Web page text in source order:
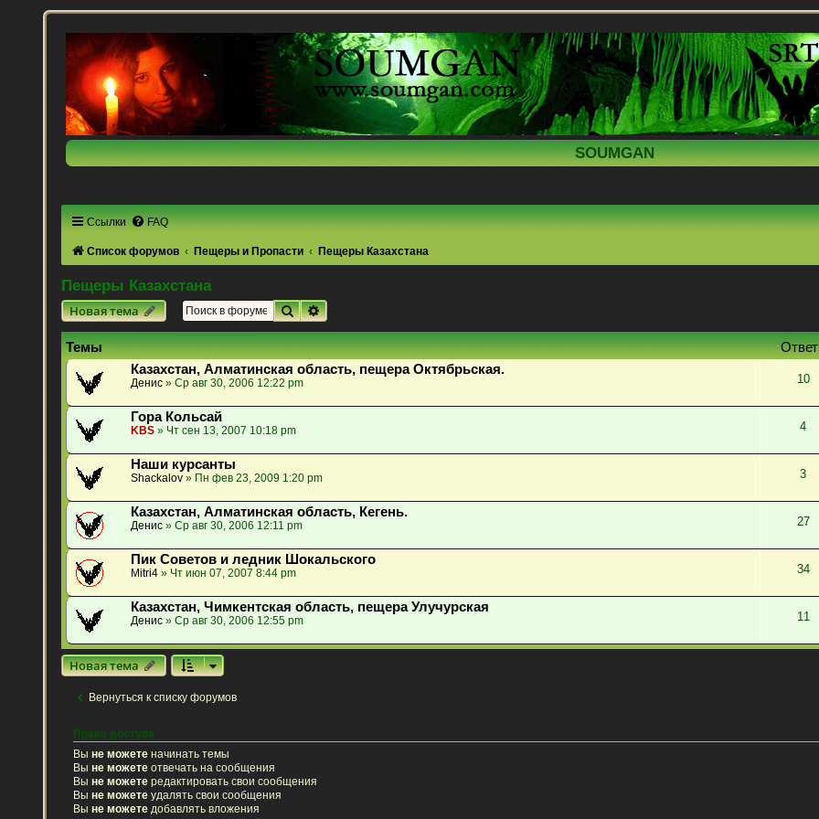
SOUMGAN
Ссылки FAQ
Список форумов Пещеры и Пропасти Пещеры Казахстана
Пещеры Казахстана
Новая тема
ПоискРасширенный поиск
Темы
Казахстан, Алматинская область, пещера Октябрьская.
Денис » Ср авг 30, 2006 12:22 pm 10
Гора Кольсай
KBS » Чт сен 13, 2007 10:18 pm 4
Наши курсанты
Shackalov » Пн фев 23, 2009 1:20 pm 3
Казахстан, Алматинская область, Кегень.
Денис » Ср авг 30, 2006 12:11 pm 27
Пик Советов и ледник Шокальского
Mitri4 » Чт июн 07, 2007 8:44 pm 34
Казахстан, Чимкентская область, пещера Улучурская
Денис » Ср авг 30, 2006 12:55 pm 11
Новая тема
Вернуться к списку форумов
Права доступа
Выне можете начинать темы
Выне можете отвечать на сообщения
Выне можете редактировать свои сообщения
Выне можете удалять свои сообщения
Выне можете добавлять вложения